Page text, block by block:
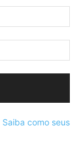
Saiba como seus